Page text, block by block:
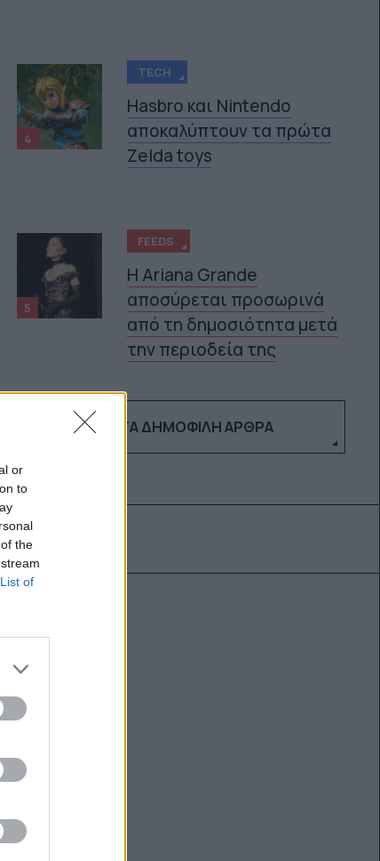
or
to
the
List of
4
TECH
Hasbro και Nintendo
αποκαλύπτουν τα πρώτα
Zelda toys
5
FEEDS
Η Ariana Grande
αποσύρεται προσωρινά
από τη δημοσιότητα μετά
την περιοδεία της
ΔΕΣ ΤΑ ΔΗΜΟΦΙΛΉ ΆΡΘΡΑ